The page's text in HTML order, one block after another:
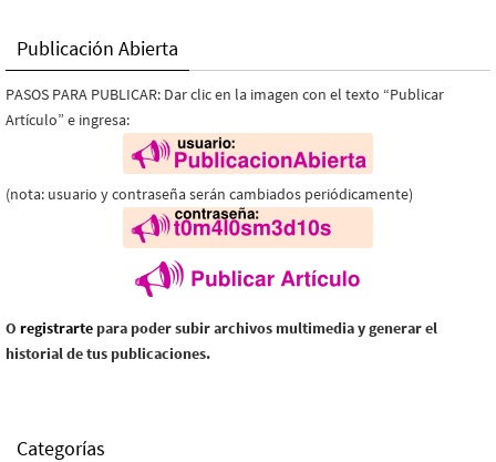
Publicación Abierta
PASOS PARA PUBLICAR: Dar clic en la imagen con el texto “Publicar
Artículo” e ingresa:
(nota: usuario y contraseña serán cambiados periódicamente)
O registrarte para poder subir archivos multimedia y generar el
historial de tus publicaciones.
Categorías